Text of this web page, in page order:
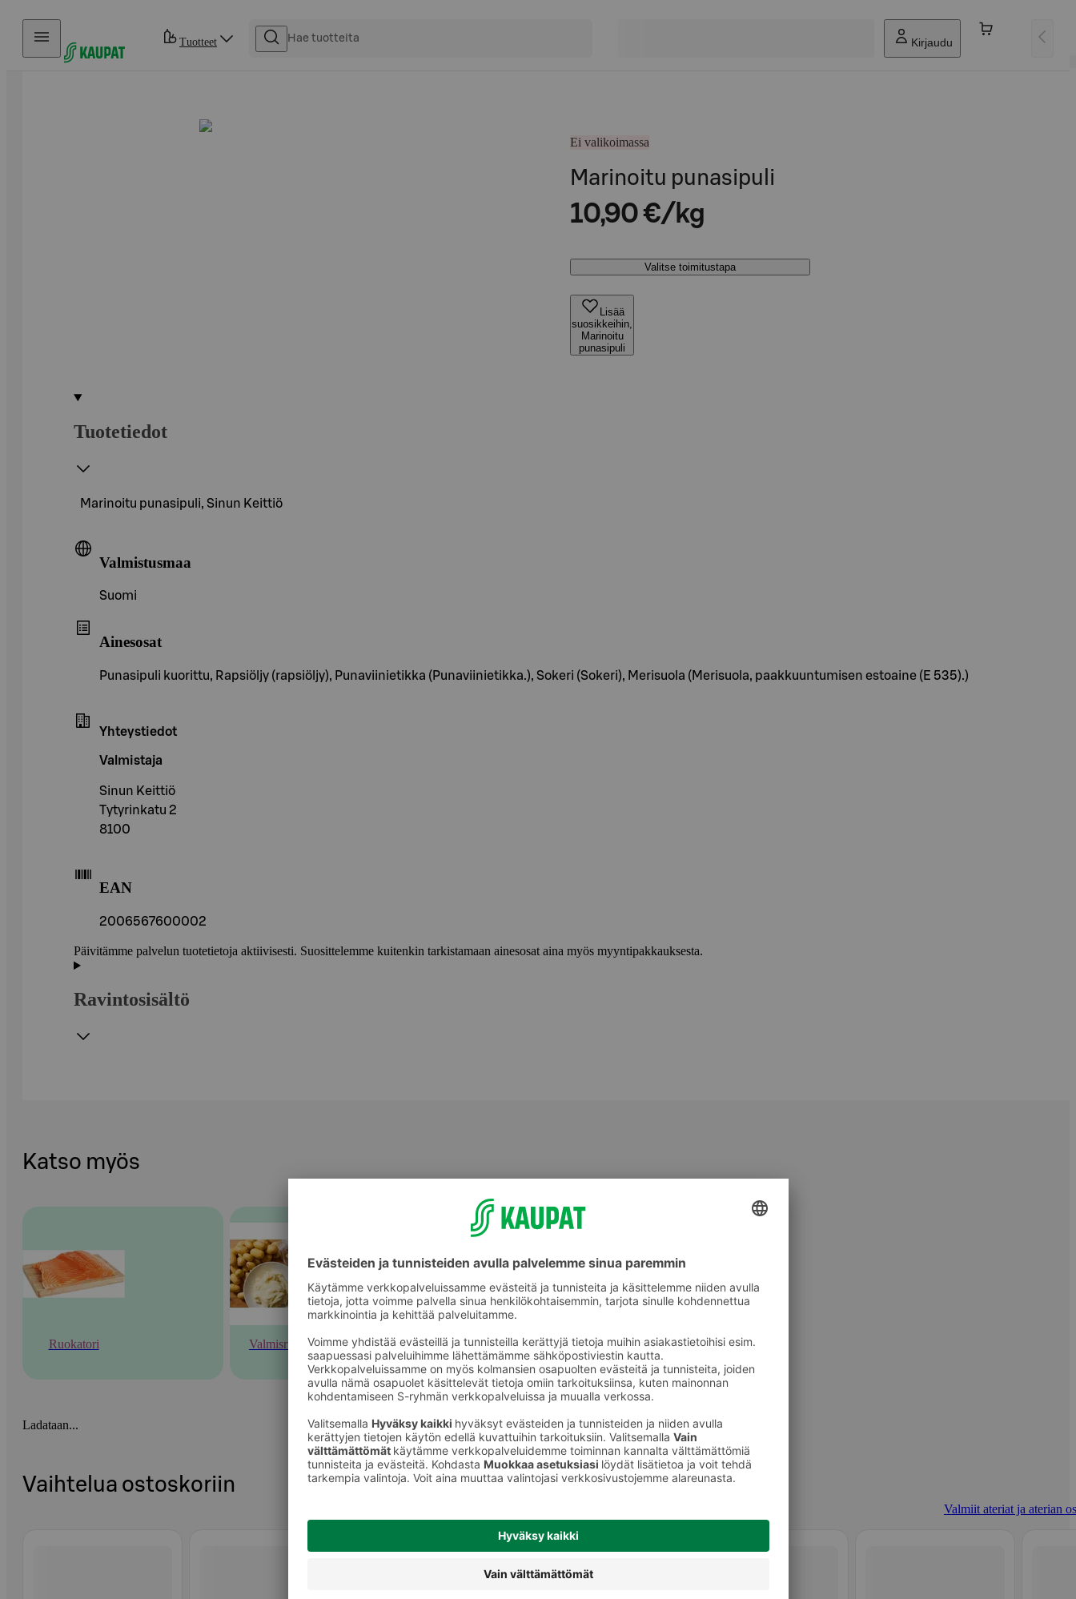
Hyppää sisältöön
Tuotteet Kirjaudu
Ei valikoimassa
Marinoitu punasipuli
10,90 €/kg
Valitse toimitustapa
Lisää
suosikkeihin,
Marinoitu
punasipuli
Tuotetiedot
Marinoitu punasipuli, Sinun Keittiö
Valmistusmaa
Suomi
Ainesosat
Punasipuli kuorittu, Rapsiöljy (rapsiöljy), Punaviinietikka (Punaviinietikka.), Sokeri (Sokeri), Merisuola (Merisuola, paakkuuntumisen estoaine (E 535).)
Yhteystiedot
Valmistaja
Sinun Keittiö
Tytyrinkatu 2
8100
EAN
2006567600002
Päivitämme palvelun tuotetietoja aktiivisesti. Suosittelemme kuitenkin tarkistamaan ainesosat aina myös myyntipakkauksesta.
Ravintosisältö
Katso myös
Ruokatori Valmisruoka Valmiit ateriat ja aterian osat
Ladataan...
Vaihtelua ostoskoriin
Valmiit ateriat ja aterian